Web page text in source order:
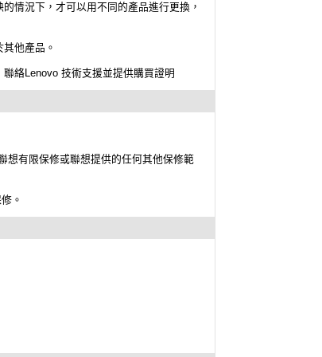
情況下，才可以用不同的產品進行更換，
他產品。
聯絡Lenovo 技術支援並提供購買證明
想有限保修或聯想提供的任何其他保修範
。